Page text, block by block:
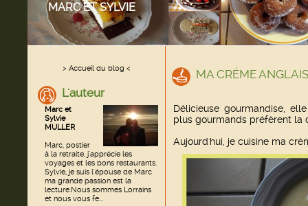
MARC ET SYLVIE
> Accueil du blog <
L'auteur
Marc et
Sylvie
MULLER
Marc, postier
à la retraite, j'apprécie les
voyages et les bons restaurants.
Sylvie, je suis l'épouse de Marc
ma grande passion est la
lecture.Nous sommes Lorrains
et nous vous fe...
MA CRÉME
Délicieuse gourmandise,
plus gourmands préfèrent la
Aujourd'hui, je cuisine ma